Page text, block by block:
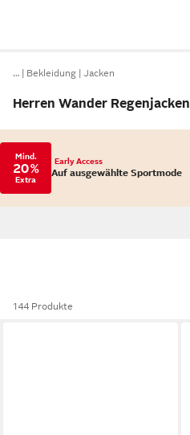
… Bekleidung Jacken
Herren Wander Regenjacken
Mind.
20 %
Extra
Early Access
Auf ausgewählte Sportmode
144 Produkte